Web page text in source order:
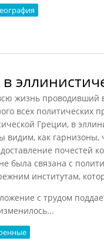
жизнь проводивший
всех политических
Греции, в
видим, как гарнизоны,
почестей
была связана с
институтам,
с трудом